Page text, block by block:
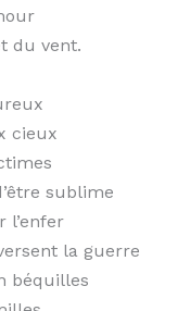
du vent.
cieux
sublime
l’enfer
la guerre
béquilles